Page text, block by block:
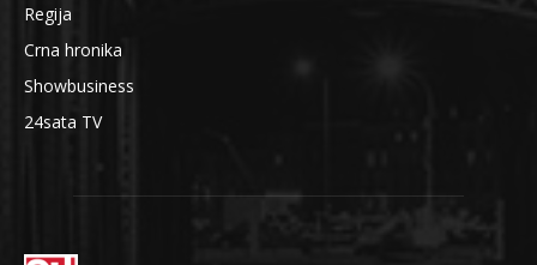
Regija
Crna hronika
Showbusiness
24sata TV